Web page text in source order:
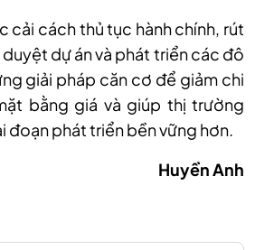
cải cách thủ tục hành chính, rút
dự án và phát triển các đô
giải pháp căn cơ để giảm chi
bằng giá và giúp thị trường
phát triển bền vững hơn.
Huyền Anh